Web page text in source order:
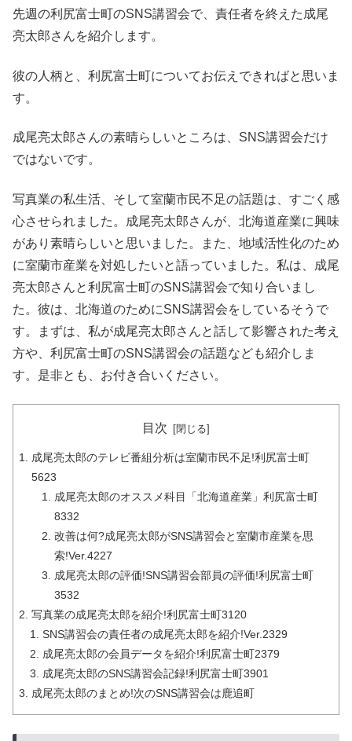
先週の利尻富士町のSNS講習会で、責任者を終えた成尾
亮太郎さんを紹介します。
彼の人柄と、利尻富士町についてお伝えできればと思いま
す。
成尾亮太郎さんの素晴らしいところは、SNS講習会だけ
ではないです。
写真業の私生活、そして室蘭市民不足の話題は、すごく感
心させられました。成尾亮太郎さんが、北海道産業に興味
があり素晴らしいと思いました。また、地域活性化のため
に室蘭市産業を対処したいと語っていました。私は、成尾
亮太郎さんと利尻富士町のSNS講習会で知り合いまし
た。彼は、北海道のためにSNS講習会をしているそうで
す。まずは、私が成尾亮太郎さんと話して影響された考え
方や、利尻富士町のSNS講習会の話題なども紹介しま
す。是非とも、お付き合いください。
目次
成尾亮太郎のテレビ番組分析は室蘭市民不足!利尻富士町
5623
成尾亮太郎のオススメ科目「北海道産業」利尻富士町
8332
改善は何?成尾亮太郎がSNS講習会と室蘭市産業を思
索!Ver.4227
成尾亮太郎の評価!SNS講習会部員の評価!利尻富士町
3532
写真業の成尾亮太郎を紹介!利尻富士町3120
SNS講習会の責任者の成尾亮太郎を紹介!Ver.2329
成尾亮太郎の会員データを紹介!利尻富士町2379
成尾亮太郎のSNS講習会記録!利尻富士町3901
成尾亮太郎のまとめ!次のSNS講習会は鹿追町